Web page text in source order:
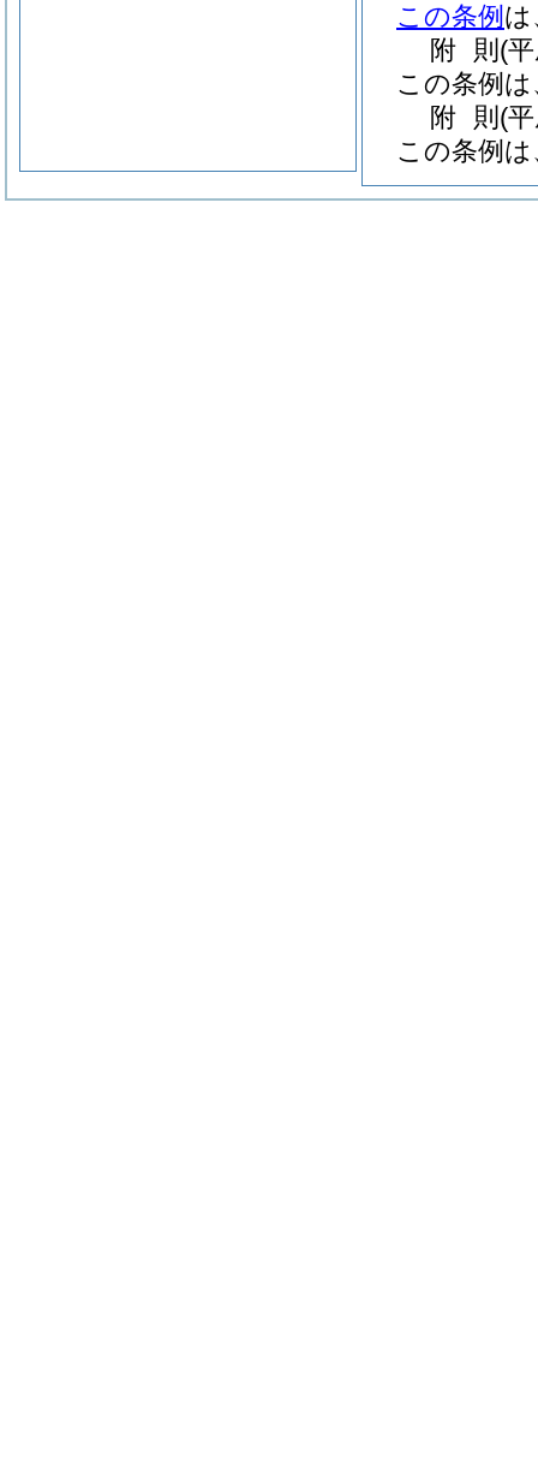
この条例 は
附 則 (
この条例
附 則 (
この条例